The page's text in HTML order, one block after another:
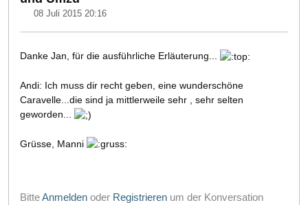
08 Juli 2015 20:16
Danke Jan, für die ausführliche Erläuterung...
Andi: Ich muss dir recht geben, eine wunderschöne
Caravelle...die sind ja mittlerweile sehr , sehr selten
geworden...
Grüsse, Manni
BitteAnmelden oder Registrieren um der Konversation